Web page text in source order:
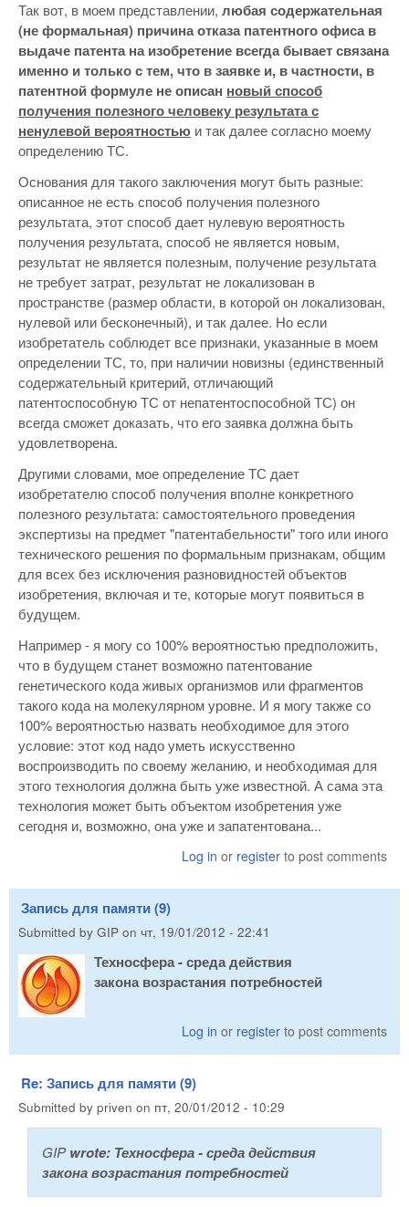
Так вот, в моем представлении, любая содержательная
(не формальная) причина отказа патентного офиса в
выдаче патента на изобретение всегда бывает связана
именно и только с тем, что в заявке и, в частности, в
патентной формуле не описан новый способ
получения полезного человеку результата с
ненулевой вероятностью и так далее согласно моему
определению ТС.
Основания для такого заключения могут быть разные:
описанное не есть способ получения полезного
результата, этот способ дает нулевую вероятность
получения результата, способ не является новым,
результат не является полезным, получение результата
не требует затрат, результат не локализован в
пространстве (размер области, в которой он локализован,
нулевой или бесконечный), и так далее. Но если
изобретатель соблюдет все признаки, указанные в моем
определении ТС, то, при наличии новизны (единственный
содержательный критерий, отличающий
патентоспособную ТС от непатентоспособной ТС) он
всегда сможет доказать, что его заявка должна быть
удовлетворена.
Другими словами, мое определение ТС дает
изобретателю способ получения вполне конкретного
полезного результата: самостоятельного проведения
экспертизы на предмет "патентабельности" того или иного
технического решения по формальным признакам, общим
для всех без исключения разновидностей объектов
изобретения, включая и те, которые могут появиться в
будущем.
Например - я могу со 100% вероятностью предположить,
что в будущем станет возможно патентование
генетического кода живых организмов или фрагментов
такого кода на молекулярном уровне. И я могу также со
100% вероятностью назвать необходимое для этого
условие: этот код надо уметь искусственно
воспроизводить по своему желанию, и необходимая для
этого технология должна быть уже известной. А сама эта
технология может быть объектом изобретения уже
сегодня и, возможно, она уже и запатентована...
Log in or register to post comments
Запись для памяти (9)
Submitted by GIP on чт, 19/01/2012 - 22:41
Техносфера - среда действия
закона возрастания потребностей
Log in or register to post comments
Re: Запись для памяти (9)
Submitted by priven on пт, 20/01/2012 - 10:29
GIPwrote: Техносфера - среда действия
закона возрастания потребностей